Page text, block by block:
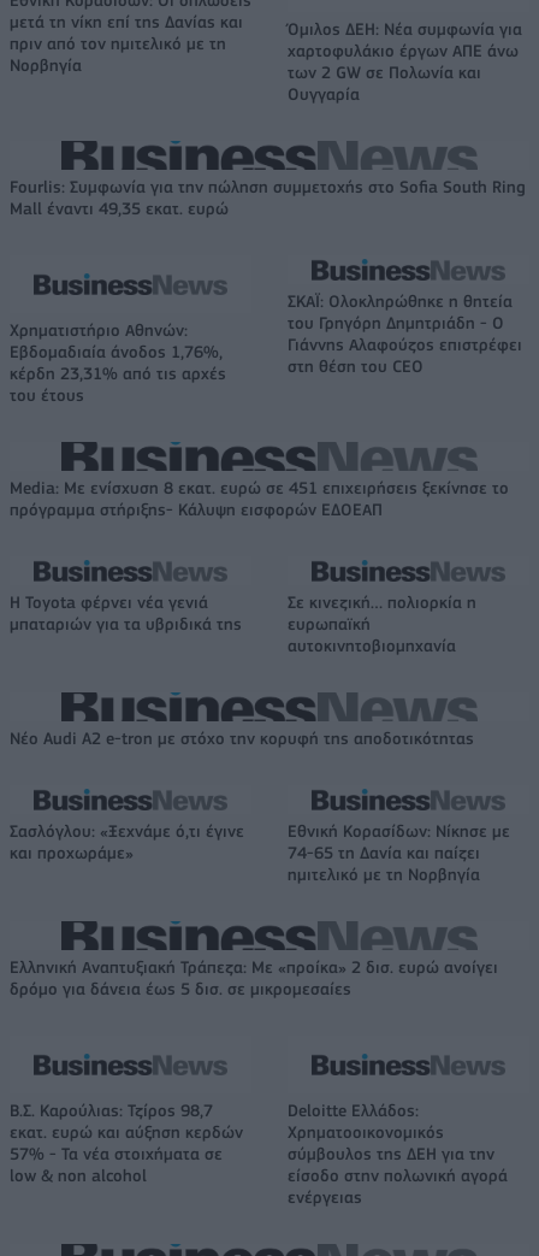
μετά τη νίκη επί της Δανίας και
πριν από τον ημιτελικό με τη
Νορβηγία
Όμιλος ΔΕΗ: Νέα συμφωνία για
χαρτοφυλάκιο έργων ΑΠΕ άνω
των 2 GW σε Πολωνία και
Ουγγαρία
Fourlis: Συμφωνία για την πώληση συμμετοχής στο Sofia South Ring
Mall έναντι 49,35 εκατ. ευρώ
Χρηματιστήριο Αθηνών:
Εβδομαδιαία άνοδος 1,76%,
κέρδη 23,31% από τις αρχές
του έτους
ΣΚΑΪ: Ολοκληρώθηκε η θητεία
του Γρηγόρη Δημητριάδη - Ο
Γιάννης Αλαφούζος επιστρέφει
στη θέση του CEO
Media: Με ενίσχυση 8 εκατ. ευρώ σε 451 επιχειρήσεις ξεκίνησε το
πρόγραμμα στήριξης- Κάλυψη εισφορών ΕΔΟΕΑΠ
Η Toyota φέρνει νέα γενιά
μπαταριών για τα υβριδικά της
Σε κινεζική… πολιορκία η
ευρωπαϊκή
αυτοκινητοβιομηχανία
Νέο Audi A2 e-tron με στόχο την κορυφή της αποδοτικότητας
Σασλόγλου: «Ξεχνάμε ό,τι έγινε
και προχωράμε»
Εθνική Κορασίδων: Νίκησε με
74-65 τη Δανία και παίζει
ημιτελικό με τη Νορβηγία
Ελληνική Αναπτυξιακή Τράπεζα: Με «προίκα» 2 δισ. ευρώ ανοίγει
δρόμο για δάνεια έως 5 δισ. σε μικρομεσαίες
Β.Σ. Καρούλιας: Τζίρος 98,7
εκατ. ευρώ και αύξηση κερδών
57% - Τα νέα στοιχήματα σε
low & non alcohol
Deloitte Ελλάδος:
Χρηματοοικονομικός
σύμβουλος της ΔΕΗ για την
είσοδο στην πολωνική αγορά
ενέργειας